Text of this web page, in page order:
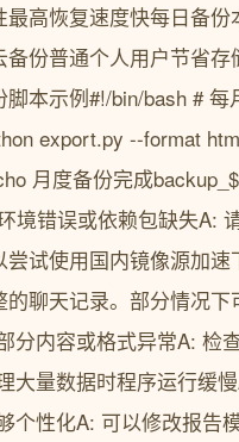
高恢复速度快每日备
份普通个人用户节省
本示例#!/bin/bash #
export.py --format
月度备份完成
境错误或依赖包缺失A:
试使用国内镜像源加
聊天记录。部分情况
分内容或格式异常A: 检
大量数据时程序运行缓
个性化A: 可以修改报告